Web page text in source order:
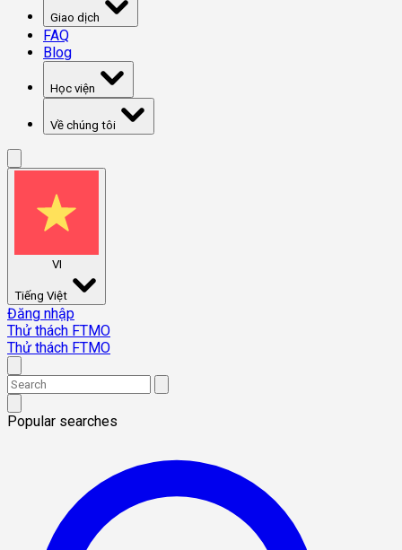
Giao dịch
FAQ
Blog
Học viện
Về chúng tôi
VI
Tiếng Việt
Đăng nhập
Thử thách FTMO
Thử thách FTMO
Popular searches